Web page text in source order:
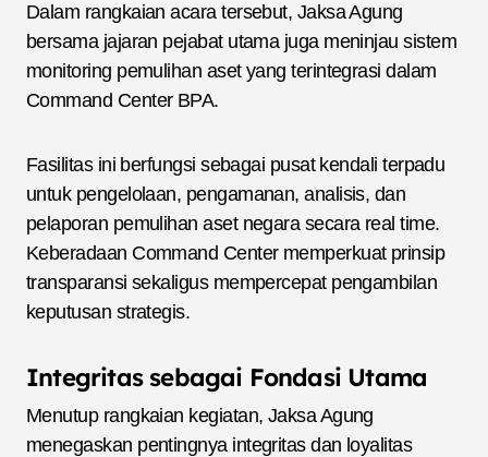
Dalam rangkaian acara tersebut, Jaksa Agung
bersama jajaran pejabat utama juga meninjau sistem
monitoring pemulihan aset yang terintegrasi dalam
Command Center BPA.
Fasilitas ini berfungsi sebagai pusat kendali terpadu
untuk pengelolaan, pengamanan, analisis, dan
pelaporan pemulihan aset negara secara real time.
Keberadaan Command Center memperkuat prinsip
transparansi sekaligus mempercepat pengambilan
keputusan strategis.
Integritas sebagai Fondasi Utama
Menutup rangkaian kegiatan, Jaksa Agung
menegaskan pentingnya integritas dan loyalitas